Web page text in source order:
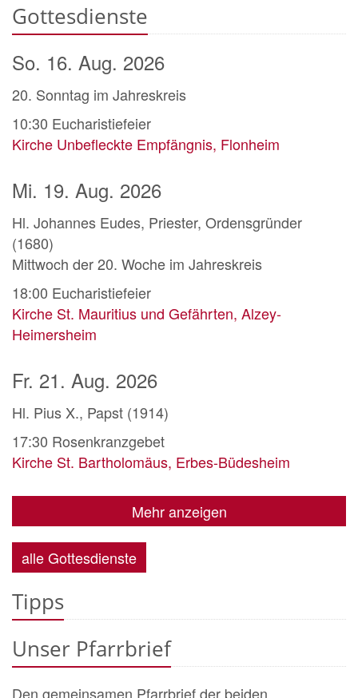
Gottesdienste
So. 16. Aug. 2026
20. Sonntag im Jahreskreis
10:30 Eucharistiefeier
Kirche Unbefleckte Empfängnis, Flonheim
Mi. 19. Aug. 2026
Hl. Johannes Eudes, Priester, Ordensgründer
(1680)
Mittwoch der 20. Woche im Jahreskreis
18:00 Eucharistiefeier
Kirche St. Mauritius und Gefährten, Alzey-
Heimersheim
Fr. 21. Aug. 2026
Hl. Pius X., Papst (1914)
17:30 Rosenkranzgebet
Kirche St. Bartholomäus, Erbes-Büdesheim
Mehr anzeigen
alle Gottesdienste
Tipps
Unser Pfarrbrief
Den gemeinsamen Pfarrbrief der beiden